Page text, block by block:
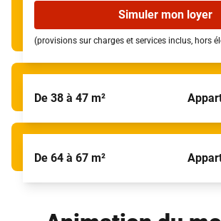
Simuler mon loyer
(provisions sur charges et services inclus, hors
De 38 à 47 m²
De 64 à 67 m²